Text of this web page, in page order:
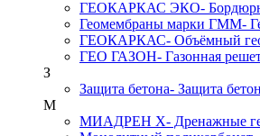
ГЕОКАРКАС ЭКО-
Геомембраны марки ГММ-
ГЕОКАРКАС- Объёмный
ГЕО ГАЗОН- Газонная
З
Защита бетона- Защита
М
МИАДРЕН Х- Дренажные